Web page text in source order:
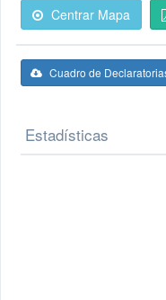
Centrar Mapa
Cuadro de
Estadísticas